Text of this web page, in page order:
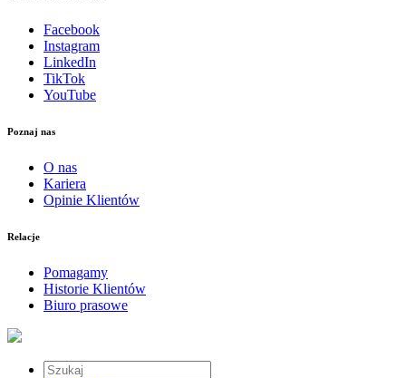
Facebook
Instagram
LinkedIn
TikTok
YouTube
Poznaj nas
O nas
Kariera
Opinie Klientów
Relacje
Pomagamy
Historie Klientów
Biuro prasowe